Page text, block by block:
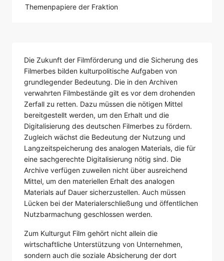
Themenpapiere der Fraktion
Die Zukunft der Filmförderung und die Sicherung des
Filmerbes bilden kulturpolitische Aufgaben von
grundlegender Bedeutung. Die in den Archiven
verwahrten Filmbestände gilt es vor dem drohenden
Zerfall zu retten. Dazu müssen die nötigen Mittel
bereitgestellt werden, um den Erhalt und die
Digitalisierung des deutschen Filmerbes zu fördern.
Zugleich wächst die Bedeutung der Nutzung und
Langzeitspeicherung des analogen Materials, die für
eine sachgerechte Digitalisierung nötig sind. Die
Archive verfügen zuweilen nicht über ausreichend
Mittel, um den materiellen Erhalt des analogen
Materials auf Dauer sicherzustellen. Auch müssen
Lücken bei der Materialerschließung und öffentlichen
Nutzbarmachung geschlossen werden.
Zum Kulturgut Film gehört nicht allein die
wirtschaftliche Unterstützung von Unternehmen,
sondern auch die soziale Absicherung der dort